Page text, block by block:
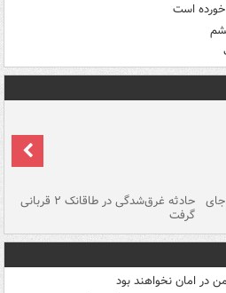
است
بر جای حادثه غرق‌شدگی در طاقانک ۲ قربانی
گرفت
در امان نخواهند بود